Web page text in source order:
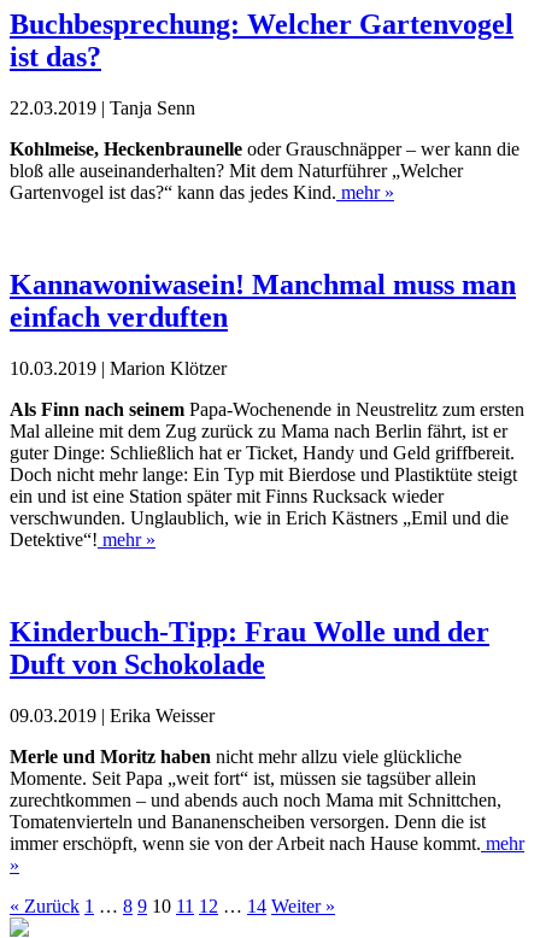
Buchbesprechung: Welcher Gartenvogel
ist das?
22.03.2019 | Tanja Senn
Kohlmeise, Heckenbraunelle oder Grauschnäpper – wer kann die
bloß alle auseinanderhalten? Mit dem Naturführer „Welcher
Gartenvogel ist das?“ kann das jedes Kind. mehr »
Kannawoniwasein! Manchmal muss man
einfach verduften
10.03.2019 | Marion Klötzer
Als Finn nach seinem Papa-Wochen­ende in Neustrelitz zum ersten
Mal alleine mit dem Zug zurück zu Mama nach Berlin fährt, ist er
guter Dinge: Schließlich hat er Ticket, Handy und Geld griffbereit.
Doch nicht mehr lange: Ein Typ mit Bierdose und Plastiktüte steigt
ein und ist eine Station später mit Finns Rucksack wieder
verschwunden. Unglaublich, wie in Erich Kästners „Emil und die
Detektive“! mehr »
Kinderbuch-Tipp: Frau Wolle und der
Duft von Schokolade
09.03.2019 | Erika Weisser
Merle und Moritz haben nicht mehr allzu viele glückliche
Momente. Seit Papa „weit fort“ ist, müssen sie tagsüber allein
zurechtkommen – und abends auch noch Mama mit Schnittchen,
Tomatenvierteln und Bananenscheiben versorgen. Denn die ist
immer erschöpft, wenn sie von der Arbeit nach Hause kommt. mehr
»
« Zurück 1 … 8 9 10 11 12 … 14 Weiter »